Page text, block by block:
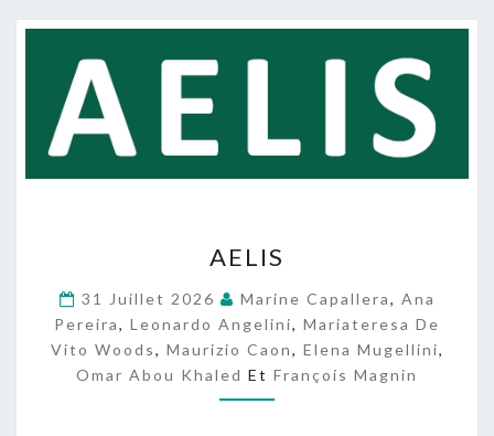
I
S
AELIS
31 Juillet 2026 Marine Capallera, Ana
Pereira, Leonardo Angelini, Mariateresa De
Vito Woods, Maurizio Caon, Elena Mugellini,
Omar Abou Khaled Et François Magnin